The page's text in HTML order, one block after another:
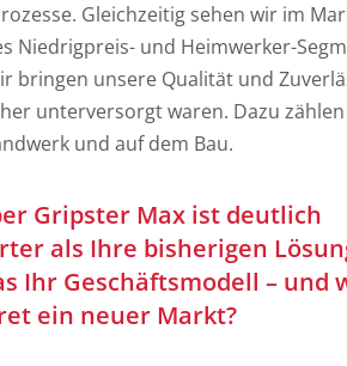
Gleichzeitig sehen wir im
Niedrigpreis- und Heimwerker-
bringen unsere Qualität und
unterversorgt waren. Dazu
und auf dem Bau.
Gripster Max ist deutlich
als Ihre bisherigen
Ihr Geschäftsmodell – und
ein neuer Markt?